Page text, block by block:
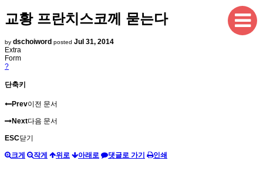
교황 프란치스코께 묻는다
by dschoiword posted Jul 31, 2014
Extra
Form
?
단축키
Prev이전 문서
Next다음 문서
ESC닫기
크게 작게 위로 아래로 댓글로 가기 인쇄